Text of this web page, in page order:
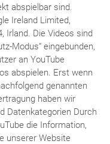
abspielbar sind.
Ireland Limited,
Irland. Die Videos sind
Modus“ eingebunden,
an YouTube
abspielen. Erst wenn
genannten
haben wir
Datenkategorien Durch
die Information,
unserer Website